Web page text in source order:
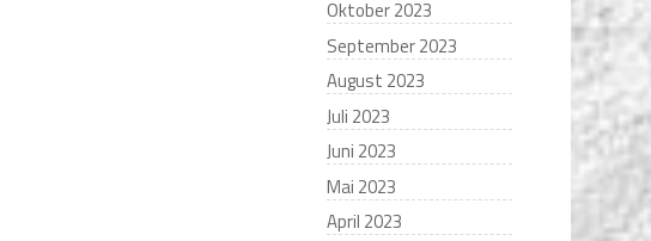
Oktober 2023
September 2023
August 2023
Juli 2023
Juni 2023
Mai 2023
April 2023